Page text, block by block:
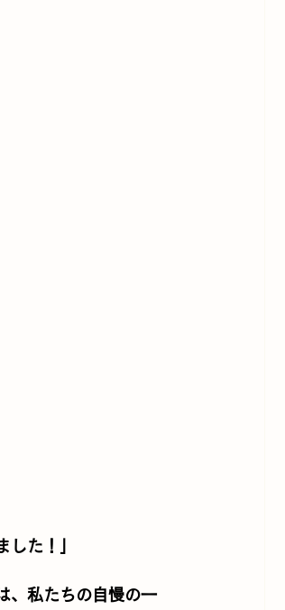
た！」
、私たちの自慢の一